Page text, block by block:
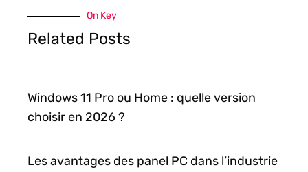
On Key
Related Posts
Windows 11 Pro ou Home : quelle version
choisir en 2026 ?
Les avantages des panel PC dans l’industrie